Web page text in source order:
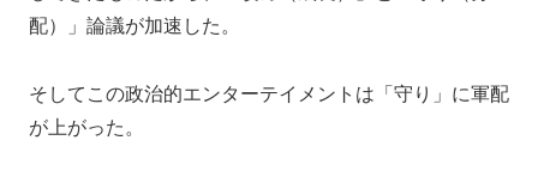
配）」論議が加速した。
そしてこの政治的エンターテイメントは「守り」に軍配
が上がった。